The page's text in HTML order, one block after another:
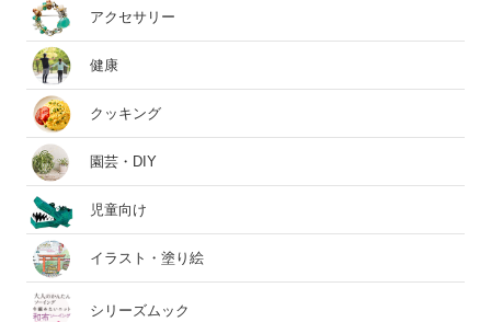
アクセサリー
健康
クッキング
園芸・DIY
児童向け
イラスト・塗り絵
シリーズムック